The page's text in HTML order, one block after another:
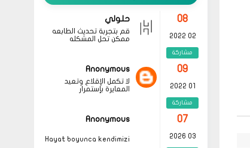
07
03 2026
مشاركة
Anonymous
Hayat boyunca kendimizi
kaynaklara başvurmak
önemli olsa da, özellikle
kitaplarlisteleri, bu
07
03 2026
Anonymous
Hayat boyunca kendimizi
مشاركة
09
01 2022
مشاركة
Anonymous
لا تكمل الإقلاع وتعيد
المعايرة بإستمرار